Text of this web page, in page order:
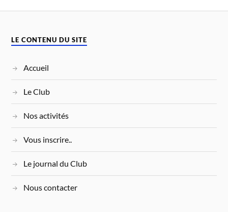
LE CONTENU DU SITE
Accueil
Le Club
Nos activités
Vous inscrire..
Le journal du Club
Nous contacter